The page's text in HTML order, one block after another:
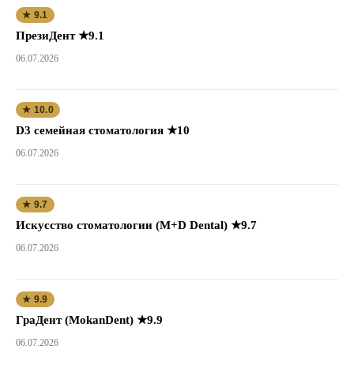
★ 9.1
ПрезиДент ★9.1
06.07.2026
★ 10.0
D3 семейная стоматология ★10
06.07.2026
★ 9.7
Искусство стоматологии (M+D Dental) ★9.7
06.07.2026
★ 9.9
ГраДент (MokanDent) ★9.9
06.07.2026